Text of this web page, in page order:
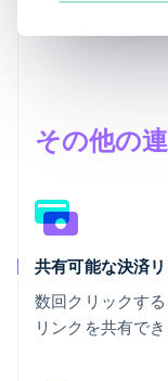
      },
その他の
共有可能な決済
数回クリックす
リンクを共有でき